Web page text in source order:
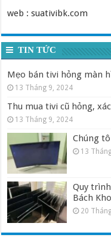
web : suativibk.com
TIN TỨC
Mẹo bán tivi hỏng màn
13 Tháng 9, 2024
Thu mua tivi cũ hỏng,
13 Tháng 9, 2024
Chúng
13
Quy
Bách
20